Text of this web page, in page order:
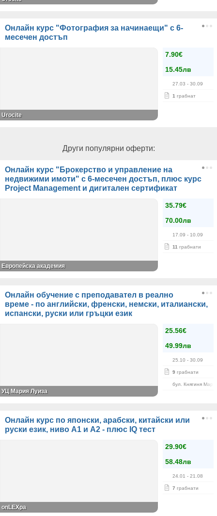
Онлайн курс "Фотография за начинаещи" с 6-
месечен достъп
7.90€
15.45лв
27.03 - 30.09
1 грабнат
Urocite
Други популярни оферти:
Онлайн курс "Брокерство и управление на
недвижими имоти" с 6-месечен достъп, плюс курс
Project Management и дигитален сертификат
35.79€
70.00лв
17.09 - 10.09
11 грабнати
Европейска академия
Онлайн обучение с преподавател в реално
време - по английски, френски, немски, италиански,
испански, руски или гръцки език
25.56€
49.99лв
25.10 - 30.09
9 грабнати
бул. Княгиня
УЦ Мария Луиза
Онлайн курс по японски, арабски, китайски или
руски език, ниво А1 и А2 - плюс IQ тест
29.90€
58.48лв
24.01 - 21.08
7 грабнати
onLEXpa